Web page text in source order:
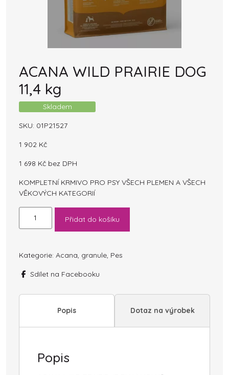
ACANA WILD PRAIRIE DOG
11,4 kg
Skladem
SKU: 01P21527
1 902 Kč
1 698 Kč bez DPH
KOMPLETNÍ KRMIVO PRO PSY VŠECH PLEMEN A VŠECH
VĚKOVÝCH KATEGORIÍ
WILD
11,4
množství
Přidat do košíku
Kategorie: Acana, granule, Pes
Sdílet na Facebooku
Popis Dotaz na výrobek
Popis